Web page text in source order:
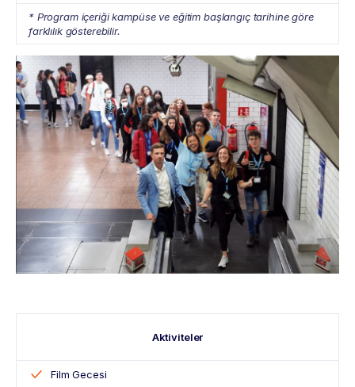
* Program içeriği kampüse ve eğitim başlangıç tarihine göre
farklılık gösterebilir.
Aktiviteler
Film Gecesi